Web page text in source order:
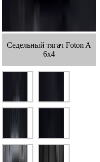
Седельный тягач Foton A
6x4